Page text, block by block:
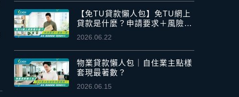
【免TU貸款懶人包】免TU網上
貸款是什麼？申請要求＋風險一
覽
2026.06.22
物業貸款懶人包｜自住業主點樣
套現最著數？
2026.06.15